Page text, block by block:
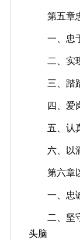
第五章
一、忠于
二、实现
三、踏踏
四、爱岗
五、认真
六、以滴
第六章以
一、忠诚
二、坚守
头脑